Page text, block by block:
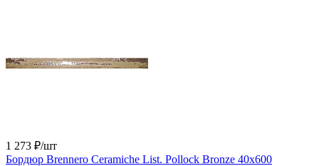
1 273 ₽/шт
Бордюр Brennero Ceramiche List. Pollock Bronze 40x600